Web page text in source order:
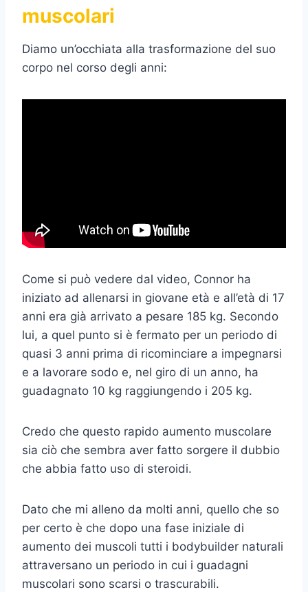
muscolari
Diamo un’occhiata alla trasformazione del suo
corpo nel corso degli anni:
Come si può vedere dal video, Connor ha
iniziato ad allenarsi in giovane età e all’età di 17
anni era già arrivato a pesare 185 kg. Secondo
lui, a quel punto si è fermato per un periodo di
quasi 3 anni prima di ricominciare a impegnarsi
e a lavorare sodo e, nel giro di un anno, ha
guadagnato 10 kg raggiungendo i 205 kg.
Credo che questo rapido aumento muscolare
sia ciò che sembra aver fatto sorgere il dubbio
che abbia fatto uso di steroidi.
Dato che mi alleno da molti anni, quello che so
per certo è che dopo una fase iniziale di
aumento dei muscoli tutti i bodybuilder naturali
attraversano un periodo in cui i guadagni
muscolari sono scarsi o trascurabili.